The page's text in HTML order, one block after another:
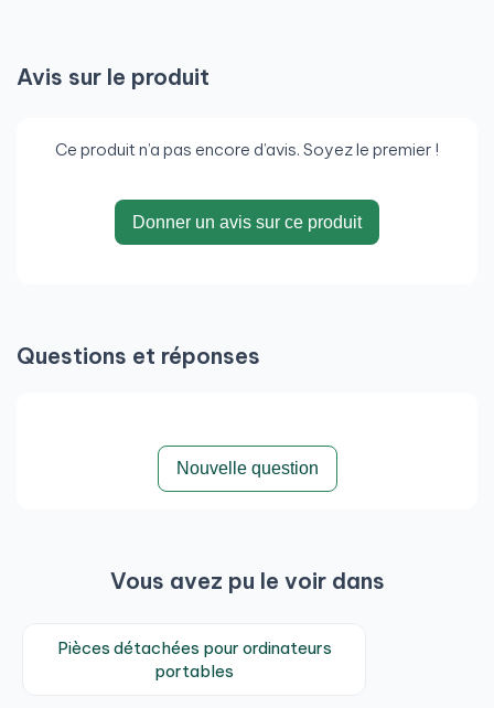
Avis sur le produit
Ce produit n’a pas encore d’avis. Soyez le premier !
Donner un avis sur ce produit
Questions et réponses
Nouvelle question
Vous avez pu le voir dans
Pièces détachées pour ordinateurs
portables